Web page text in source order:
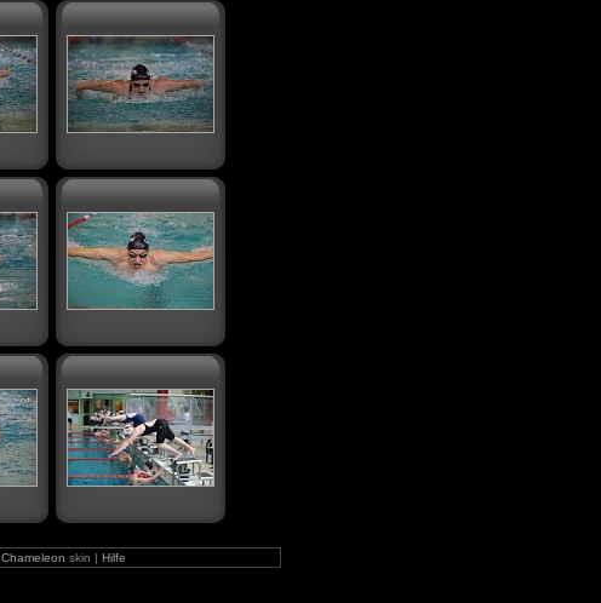
Chameleon skin | Hilfe